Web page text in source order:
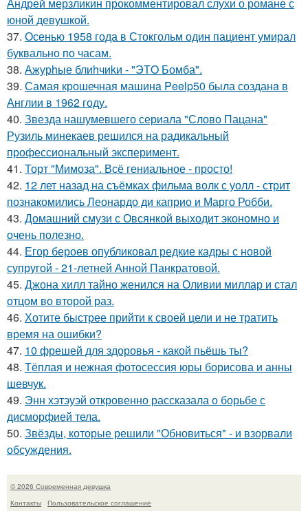
юной девушкой.
37. Осенью 1958 года в Стокгольм один пациент умирал
буквально по часам.
38. Ажурhые блиhчиkи - "ЭТO Бомба".
39. Самая крошечная машинa Peelp50 была созданa в
Англии в 1962 году.
40. Звезда нашумевшего сериала "Слово Пацана"
Рузиль минекаев решился на радикальный
профессиональный эксперимент.
41. Торт "Мимоза". Всё гениальное - просто!
42. 12 лет назад на съёмках фильма волк с уолл - стрит
познакомились Леонардо ди каприо и Марго Робби.
43. Домашний смузи с Овсянкой выходит экономно и
очень полезно.
44. Егор бероев опубликовал редкие кадры с новой
супругой - 21-летней Анной Панкратовой.
45. Джона хилл тайно женился на Оливии миллар и стал
отцом во второй раз.
46. Хотите быстрее прийти к своей цели и не тратить
время на ошибки?
47. 10 фрешей для здоровья - какой пьёшь ты?
48. Тёплая и нежная фотосессия юры борисова и анны
шевчук.
49. Энн хэтэуэй откровенно рассказала о борьбе с
дисморфией тела.
50. Звёзды, которые решили "Обновиться" - и взорвали
обсуждения.
© 2026 Современная девушка
Контакты
Пользовательское соглашение